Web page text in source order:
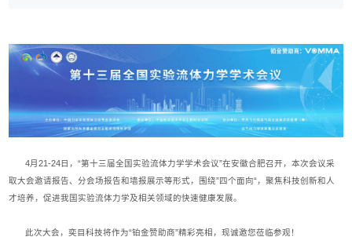
4月21-24日，“第十三届全国实验流体力学学术会议”在安徽合肥召开，本次会议采
取大会邀请报告、分会场报告和墙报展示等形式，围绕”四个面向“，聚焦科技创新和人
才培养，促进我国实验流体力学及相关领域的快速健康发展。
此次大会，奕目科技将作为“铂金赞助商”精彩亮相，现诚邀您莅临参观！